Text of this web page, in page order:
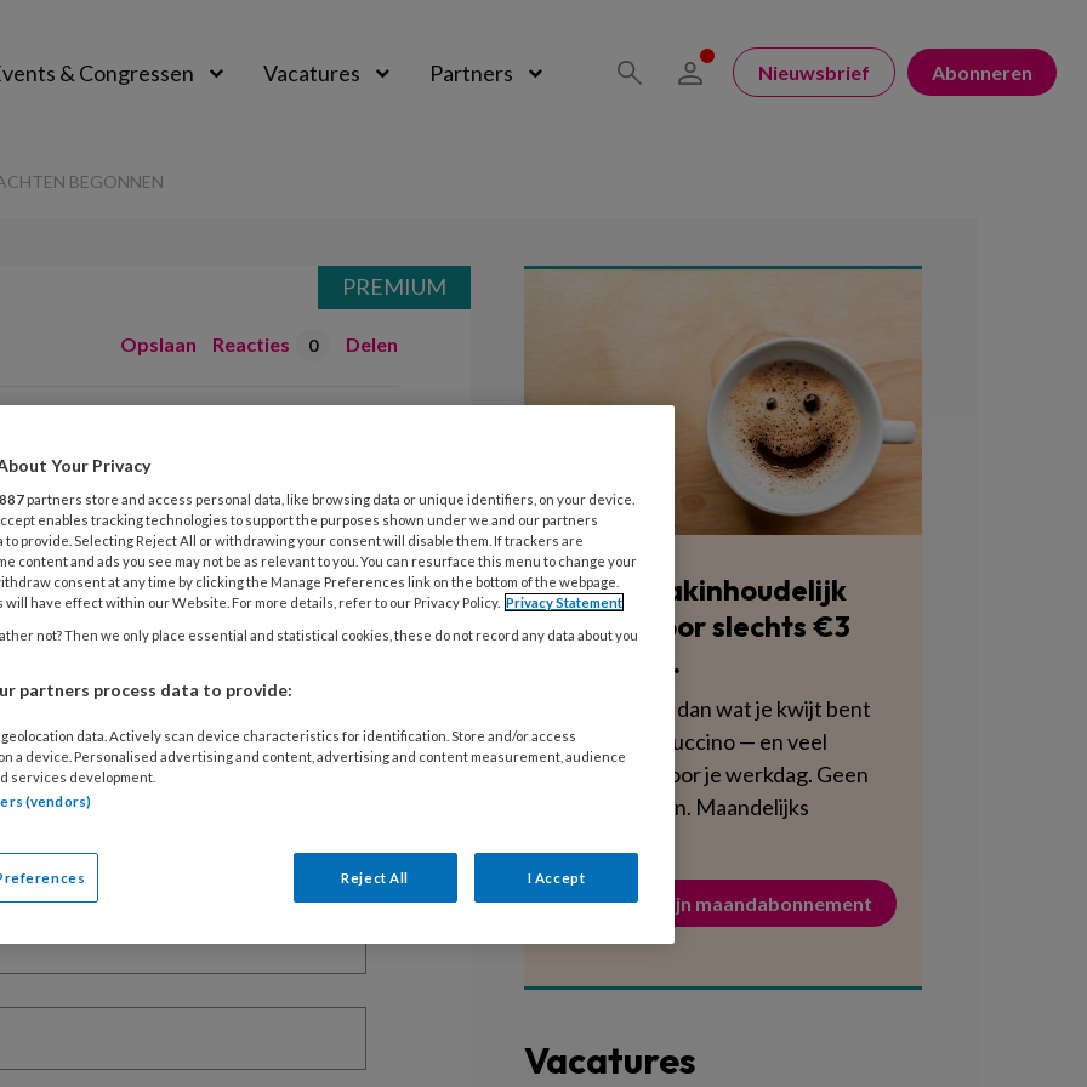
& Congressen Vacatures Partners Nieuwsbrief Abonneren
BEGONNEN
Opslaan Reacties 0 Delen
lezen?
lees 2 artikelen gratis per maand
PREMIUM
Blijf vakinhoudelijk
scherp voor slechts €3
per week.
Dat is minder dan wat je kwijt bent
aan een cappuccino — en veel
voedzamer voor je werkdag. Geen
verplichtingen. Maandelijks
Activeer mijn maandabonnement
Vacatures
Your Privacy
887 partners store and access personal data, like browsing data or unique identifiers, on your device.
enables tracking technologies to support the purposes shown under we and our partners
to provide. Selecting Reject All or withdrawing your consent will disable them. If trackers are
content and ads you see may not be as relevant to you. You can resurface this menu to change your
consent at any time by clicking the Manage Preferences link on the bottom of the webpage.
will have effect within our Website. For more details, refer to our Privacy Policy. Privacy Statement
not? Then we only place essential and statistical cookies, these do not record any data about you
partners process data to provide:
data. Actively scan device characteristics for identification. Store and/or access
a device. Personalised advertising and content, advertising and content measurement, audience
services development.
(vendors)
Reject All I Accept